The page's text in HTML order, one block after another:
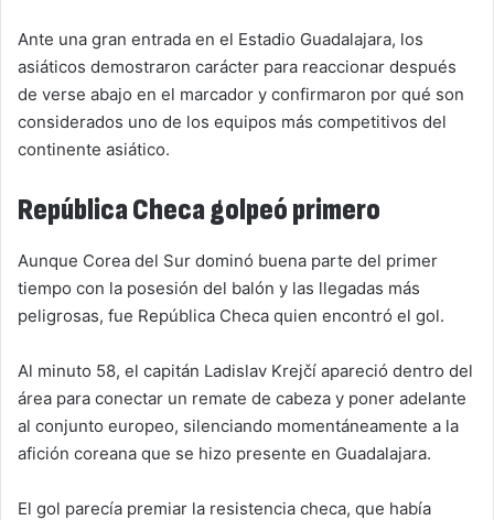
Ante una gran entrada en el Estadio Guadalajara, los
asiáticos demostraron carácter para reaccionar después
de verse abajo en el marcador y confirmaron por qué son
considerados uno de los equipos más competitivos del
continente asiático.
República Checa golpeó primero
Aunque Corea del Sur dominó buena parte del primer
tiempo con la posesión del balón y las llegadas más
peligrosas, fue República Checa quien encontró el gol.
Al minuto 58, el capitán Ladislav Krejčí apareció dentro del
área para conectar un remate de cabeza y poner adelante
al conjunto europeo, silenciando momentáneamente a la
afición coreana que se hizo presente en Guadalajara.
El gol parecía premiar la resistencia checa, que había